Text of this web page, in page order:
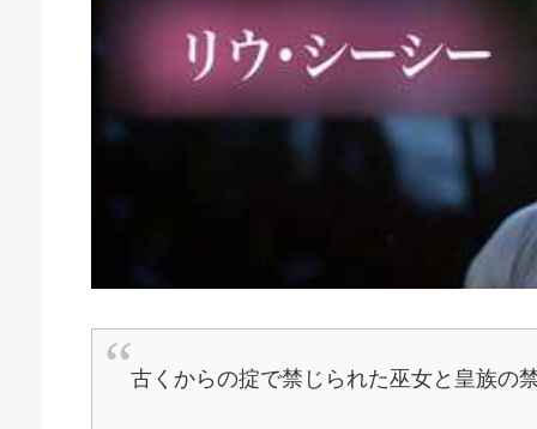
古くからの掟で禁じられた巫女と皇族の